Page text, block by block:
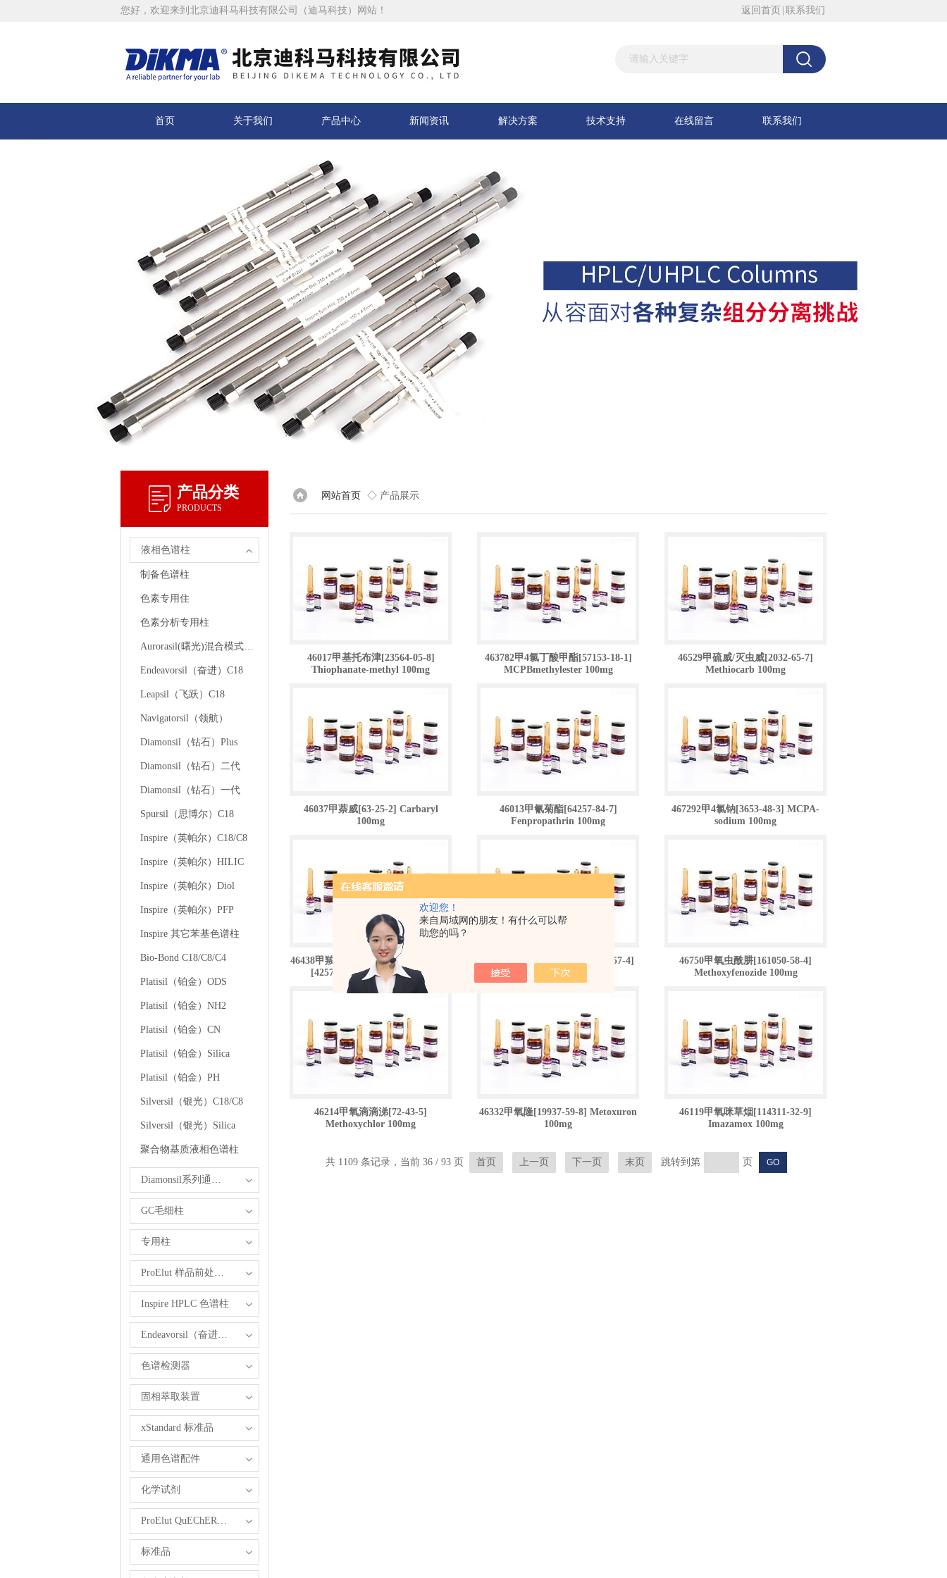
欢迎您！
来自局域网的朋友！有什么可以帮
助您的吗？
您好，欢迎来到北京迪科马科技有限公司（迪马科技）网站！ 返回首页 联系我们
首页 关于我们 产品中心 新闻资讯 解决方案 技术支持 在线留言 联系我们
产品分类
PRODUCTS
液相色谱柱
制备色谱柱
色素专用住
色素分析专用柱
Aurorasil(曙光)混合模式液相色谱柱
Endeavorsil（奋进）C18
Leapsil（飞跃）C18
Navigatorsil（领航）
Diamonsil（钻石）Plus
Diamonsil（钻石）二代
Diamonsil（钻石）一代
Spursil（思博尔）C18
Inspire（英帕尔）C18/C8
Inspire（英帕尔）HILIC
Inspire（英帕尔）Diol
Inspire（英帕尔）PFP
Inspire 其它苯基色谱柱
Bio-Bond C18/C8/C4
Platisil（铂金）ODS
Platisil（铂金）NH2
Platisil（铂金）CN
Platisil（铂金）Silica
Platisil（铂金）PH
Silversil（银光）C18/C8
Silversil（银光）Silica
聚合物基质液相色谱柱
Diamonsil系列通用型反相色谱柱
GC毛细柱
专用柱
ProElut 样品前处理产品
Inspire HPLC 色谱柱
Endeavorsil（奋进）1.8 µm UHPLC柱
色谱检测器
固相萃取装置
xStandard 标准品
通用色谱配件
化学试剂
ProElut QuEChERS 产品
标准品
网站首页 ◇ 产品展示
46017甲基托布津[23564-05-8]
Thiophanate-methyl 100mg
463782甲4氯丁酸甲酯[57153-18-1]
MCPBmethylester 100mg
46529甲硫威/灭虫威[2032-65-7]
Methiocarb 100mg
46037甲萘威[63-25-2] Carbaryl
100mg
46013甲氰菊酯[64257-84-7]
Fenpropathrin 100mg
467292甲4氯钠[3653-48-3] MCPA-
sodium 100mg
46438甲羧除草醚/必芬诺/茅丹/治草醚
[42576-02-3] Bifenox 100mg
46745甲酰氨基嘧磺隆[173159-57-4]
Foramsulfuron 100mg
46750甲氧虫酰肼[161050-58-4]
Methoxyfenozide 100mg
46214甲氧滴滴涕[72-43-5]
Methoxychlor 100mg
46332甲氧隆[19937-59-8] Metoxuron
100mg
46119甲氧咪草烟[114311-32-9]
Imazamox 100mg
共 1109 条记录，当前 36 / 93 页 首页 上一页 下一页 末页 跳转到第 页